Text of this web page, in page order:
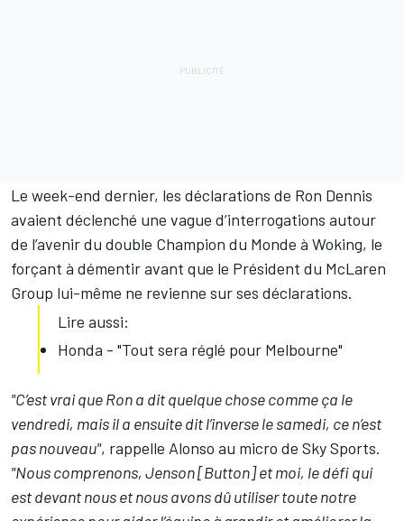
Le week-end dernier, les déclarations de Ron Dennis
avaient déclenché une vague d’interrogations autour
de l’avenir du double Champion du Monde à Woking, le
forçant à démentir avant que le Président du McLaren
Group lui-même ne revienne sur ses déclarations.
Lire aussi:
Honda - "Tout sera réglé pour Melbourne"
"C’est vrai que Ron a dit quelque chose comme ça le
vendredi, mais il a ensuite dit l’inverse le samedi, ce n’est
pas nouveau", rappelle Alonso au micro de Sky Sports.
"Nous comprenons, Jenson [Button] et moi, le défi qui
est devant nous et nous avons dû utiliser toute notre